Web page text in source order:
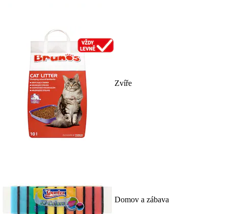
Zvíře
Domov a zábava